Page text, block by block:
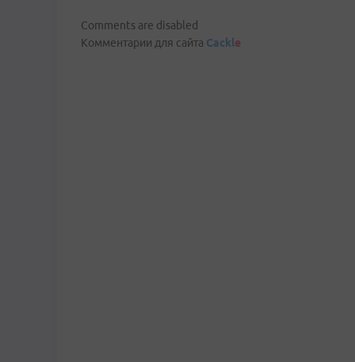
Comments are disabled
Комментарии для сайта Cackle